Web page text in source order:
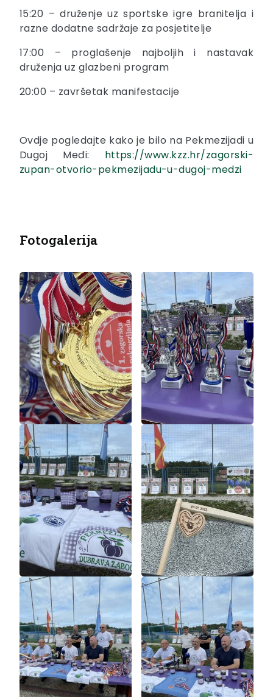
15:20 – druženje uz sportske igre branitelja i
razne dodatne sadržaje za posjetitelje
17:00 – proglašenje najboljih i nastavak
druženja uz glazbeni program
20:00 – završetak manifestacije
Ovdje pogledajte kako je bilo na Pekmezijadi u
Dugoj Međi: https://www.kzz.hr/zagorski-
zupan-otvorio-pekmezijadu-u-dugoj-medzi
Fotogalerija